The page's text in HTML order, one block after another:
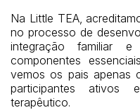
Na Little TEA,
no processo de
integração familiar
componentes
vemos os pais apenas
participantes ativos
terapêutico.